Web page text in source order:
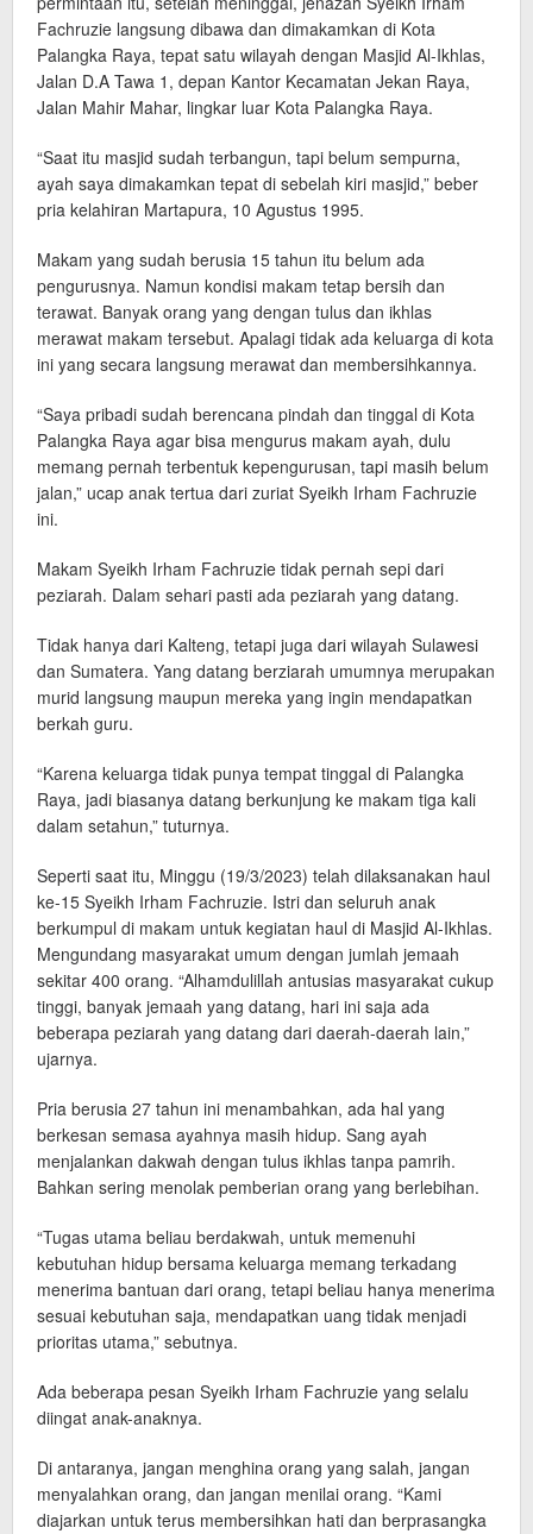
Fachruzie langsung dibawa dan dimakamkan di Kota
Palangka Raya, tepat satu wilayah dengan Masjid Al-Ikhlas,
Jalan D.A Tawa 1, depan Kantor Kecamatan Jekan Raya,
Jalan Mahir Mahar, lingkar luar Kota Palangka Raya.
“Saat itu masjid sudah terbangun, tapi belum sempurna,
ayah saya dimakamkan tepat di sebelah kiri masjid,” beber
pria kelahiran Martapura, 10 Agustus 1995.
Makam yang sudah berusia 15 tahun itu belum ada
pengurusnya. Namun kondisi makam tetap bersih dan
terawat. Banyak orang yang dengan tulus dan ikhlas
merawat makam tersebut. Apalagi tidak ada keluarga di kota
ini yang secara langsung merawat dan membersihkannya.
“Saya pribadi sudah berencana pindah dan tinggal di Kota
Palangka Raya agar bisa mengurus makam ayah, dulu
memang pernah terbentuk kepengurusan, tapi masih belum
jalan,” ucap anak tertua dari zuriat Syeikh Irham Fachruzie
ini.
Makam Syeikh Irham Fachruzie tidak pernah sepi dari
peziarah. Dalam sehari pasti ada peziarah yang datang.
Tidak hanya dari Kalteng, tetapi juga dari wilayah Sulawesi
dan Sumatera. Yang datang berziarah umumnya merupakan
murid langsung maupun mereka yang ingin mendapatkan
berkah guru.
“Karena keluarga tidak punya tempat tinggal di Palangka
Raya, jadi biasanya datang berkunjung ke makam tiga kali
dalam setahun,” tuturnya.
Seperti saat itu, Minggu (19/3/2023) telah dilaksanakan haul
ke-15 Syeikh Irham Fachruzie. Istri dan seluruh anak
berkumpul di makam untuk kegiatan haul di Masjid Al-Ikhlas.
Mengundang masyarakat umum dengan jumlah jemaah
sekitar 400 orang. “Alhamdulillah antusias masyarakat cukup
tinggi, banyak jemaah yang datang, hari ini saja ada
beberapa peziarah yang datang dari daerah-daerah lain,”
ujarnya.
Pria berusia 27 tahun ini menambahkan, ada hal yang
berkesan semasa ayahnya masih hidup. Sang ayah
menjalankan dakwah dengan tulus ikhlas tanpa pamrih.
Bahkan sering menolak pemberian orang yang berlebihan.
“Tugas utama beliau berdakwah, untuk memenuhi
kebutuhan hidup bersama keluarga memang terkadang
menerima bantuan dari orang, tetapi beliau hanya menerima
sesuai kebutuhan saja, mendapatkan uang tidak menjadi
prioritas utama,” sebutnya.
Ada beberapa pesan Syeikh Irham Fachruzie yang selalu
diingat anak-anaknya.
Di antaranya, jangan menghina orang yang salah, jangan
menyalahkan orang, dan jangan menilai orang. “Kami
diajarkan untuk terus membersihkan hati dan berprasangka